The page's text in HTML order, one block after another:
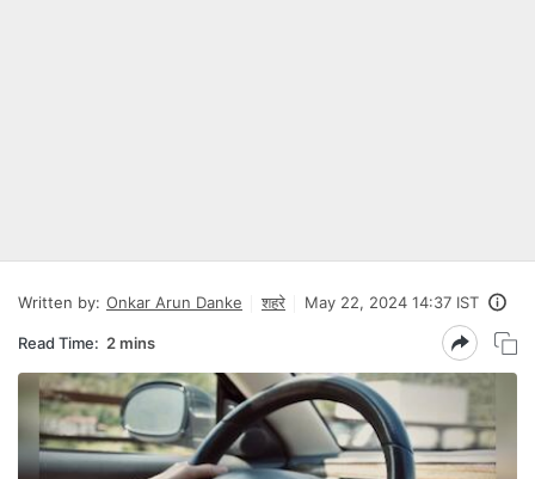
Written by: Onkar Arun Danke शहरे May 22, 2024 14:37 IST
Read Time: 2 mins